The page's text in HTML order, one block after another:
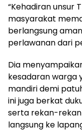
“Kehadiran unsur
masyarakat
berlangsung
perlawanan dari
Dia
kesadaran warga
mandiri demi
ini juga berkat
serta rekan-rekan
langsung ke